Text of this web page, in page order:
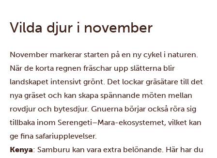
Vilda djur i november
November markerar starten på en ny cykel i naturen.
När de korta regnen fräschar upp slätterna blir
landskapet intensivt grönt. Det lockar gräsätare till det
nya gräset och kan skapa spännande möten mellan
rovdjur och bytesdjur. Gnuerna börjar också röra sig
tillbaka inom Serengeti–Mara-ekosystemet, vilket kan
ge fina safariupplevelser.
Kenya: Samburu kan vara extra belönande. Här har du